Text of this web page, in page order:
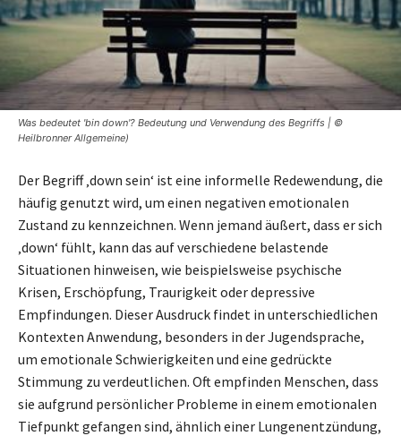
Was bedeutet 'bin down'? Bedeutung und Verwendung des Begriffs | ©
Heilbronner Allgemeine)
Der Begriff ‚down sein‘ ist eine informelle Redewendung, die
häufig genutzt wird, um einen negativen emotionalen
Zustand zu kennzeichnen. Wenn jemand äußert, dass er sich
‚down‘ fühlt, kann das auf verschiedene belastende
Situationen hinweisen, wie beispielsweise psychische
Krisen, Erschöpfung, Traurigkeit oder depressive
Empfindungen. Dieser Ausdruck findet in unterschiedlichen
Kontexten Anwendung, besonders in der Jugendsprache,
um emotionale Schwierigkeiten und eine gedrückte
Stimmung zu verdeutlichen. Oft empfinden Menschen, dass
sie aufgrund persönlicher Probleme in einem emotionalen
Tiefpunkt gefangen sind, ähnlich einer Lungenentzündung,